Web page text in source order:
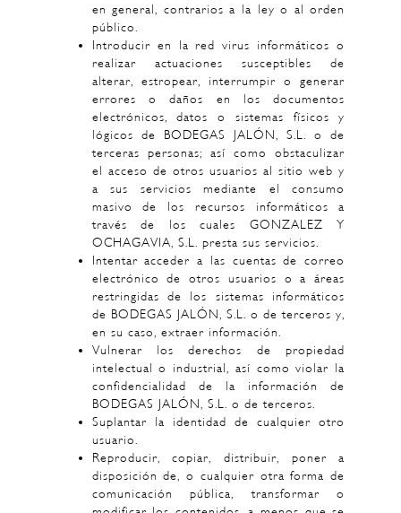
en general, contrarios a la ley o al orden
público.
Introducir en la red virus informáticos o
realizar actuaciones susceptibles de
alterar, estropear, interrumpir o generar
errores o daños en los documentos
electrónicos, datos o sistemas físicos y
lógicos de BODEGAS JALÓN, S.L. o de
terceras personas; así como obstaculizar
el acceso de otros usuarios al sitio web y
a sus servicios mediante el consumo
masivo de los recursos informáticos a
través de los cuales GONZALEZ Y
OCHAGAVIA, S.L. presta sus servicios.
Intentar acceder a las cuentas de correo
electrónico de otros usuarios o a áreas
restringidas de los sistemas informáticos
de BODEGAS JALÓN, S.L. o de terceros y,
en su caso, extraer información.
Vulnerar los derechos de propiedad
intelectual o industrial, así como violar la
confidencialidad de la información de
BODEGAS JALÓN, S.L. o de terceros.
Suplantar la identidad de cualquier otro
usuario.
Reproducir, copiar, distribuir, poner a
disposición de, o cualquier otra forma de
comunicación pública, transformar o